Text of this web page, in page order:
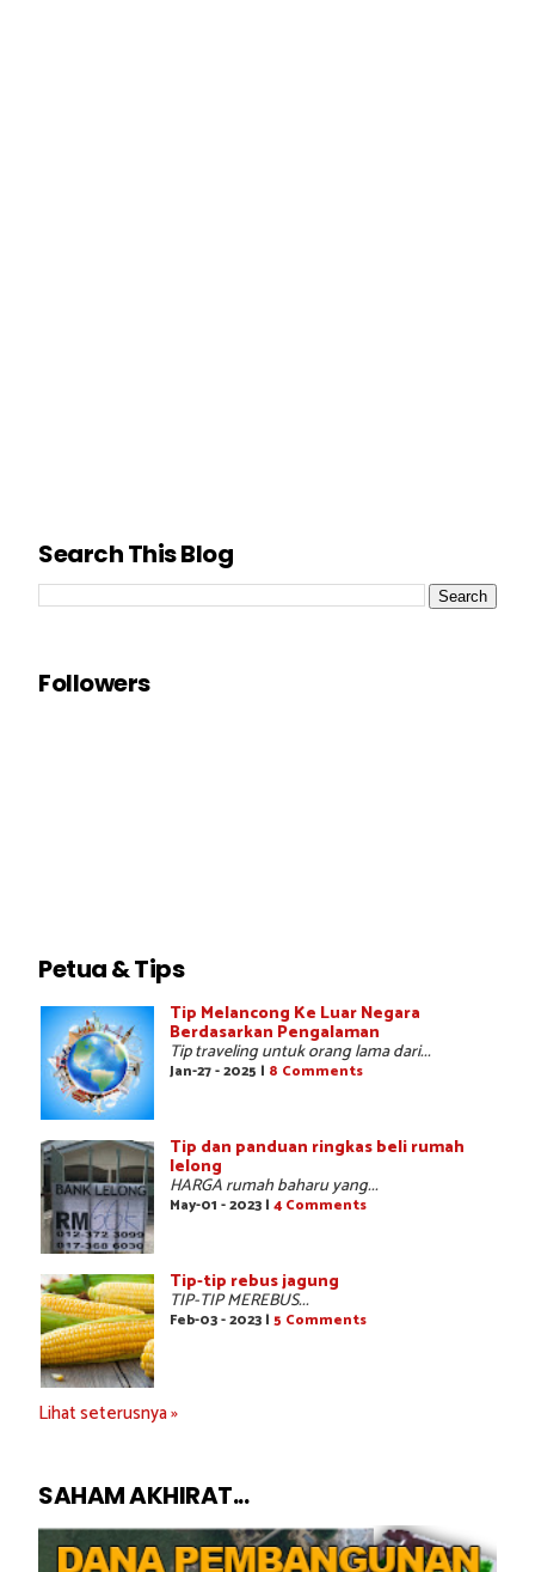
Search This Blog
Followers
Petua & Tips
Tip Melancong Ke Luar Negara
Berdasarkan Pengalaman
Tip traveling untuk orang lama dari...
Jan-27 - 2025 | 8 Comments
Tip dan panduan ringkas beli rumah
lelong
HARGA rumah baharu yang...
May-01 - 2023 | 4 Comments
Tip-tip rebus jagung
TIP-TIP MEREBUS...
Feb-03 - 2023 | 5 Comments
Lihat seterusnya »
SAHAM AKHIRAT...